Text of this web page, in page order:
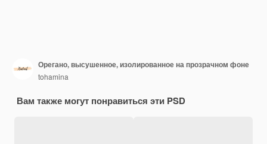
Орегано, высушенное, изолированное на прозрачном фоне
tohamina
Вам также могут понравиться эти PSD